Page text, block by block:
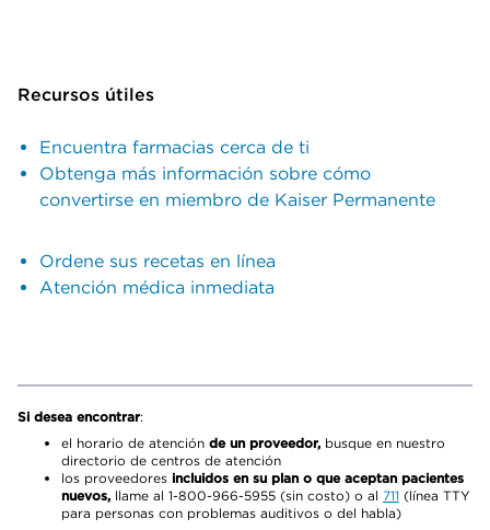
Recursos útiles
Encuentra farmacias cerca de ti
Obtenga más información sobre cómo
convertirse en miembro de Kaiser Permanente
Ordene sus recetas en línea
Atención médica inmediata
Si desea encontrar:
el horario de atención de un proveedor, busque en nuestro
directorio de centros de atención
los proveedores incluidos en su plan o que aceptan pacientes
nuevos, llame al 1-800-966-5955 (sin costo) o al 711 (línea TTY
para personas con problemas auditivos o del habla)